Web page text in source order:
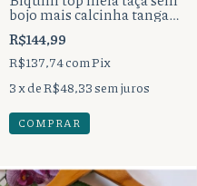
bojo mais calcinha tanga
lacinho bumbum
tradicional.
R$144,99
R$137,74comPix
3x deR$48,33sem juros
COMPRAR